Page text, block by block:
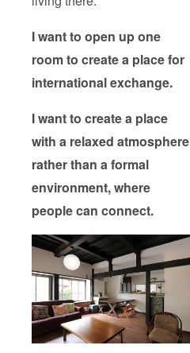
I want to open up one
room to create a place for
international exchange.
I want to create a place
with a relaxed atmosphere
rather than a formal
environment, where
people can connect.